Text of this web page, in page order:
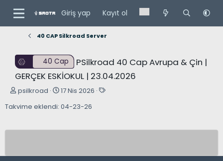
Giriş yap Kayıt ol
40 CAP Silkroad Server
40 Cap
PSilkroad 40 Cap Avrupa & Çin |
GERÇEK ESKİOKUL | 23.04.2026
K
n
B
psilkroad
B
ş
g
17 Nis 2026
E
l
Takvime eklendi: 04-23-26